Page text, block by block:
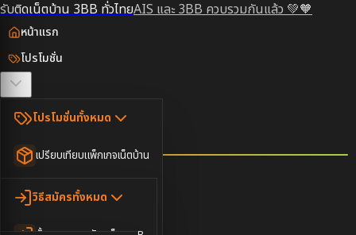
รับติดเน็ตบ้าน 3BB ทั่วไทยAIS และ 3BB ควบรวมกันแล้ว 💚🧡
หน้าแรก
โปรโมชั่น
โปรโมชั่นทั้งหมด
เปรียบเทียบแพ็กเกจเน็ตบ้าน
ตรวจสอบพื้นที่
วิธีสมัครทั้งหมด
อุปกรณ์